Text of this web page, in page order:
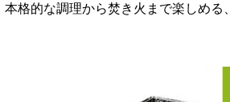
格的な調理から焚き火まで楽しめる